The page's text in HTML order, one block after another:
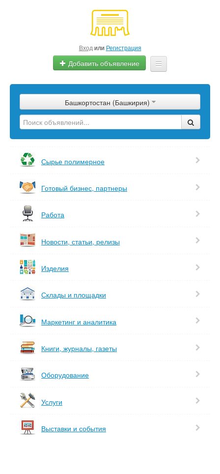
Вход или Регистрация
Добавить объявление
Сырье
Изделия
Еще
Башкортостан (Башкирия)
Сырье полимерное
Готовый бизнес, партнеры
Работа
Новости, статьи, релизы
Изделия
Склады и площадки
Маркетинг и аналитика
Книги, журналы, газеты
Оборудование
Услуги
Выставки и события